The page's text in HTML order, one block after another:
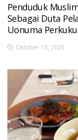
Penduduk
Sebagai Duta
Uonuma
Oktober 15, 2025